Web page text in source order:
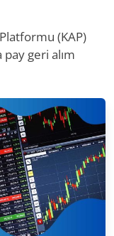
(KAP)
pay geri alım